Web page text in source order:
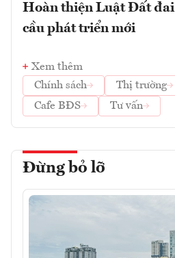
Hoàn thiện Luật Đất đai
cầu phát triển mới
Xem thêm
Chính sách
Thị trường
Cafe BĐS
Tư vấn
Đừng bỏ lỡ